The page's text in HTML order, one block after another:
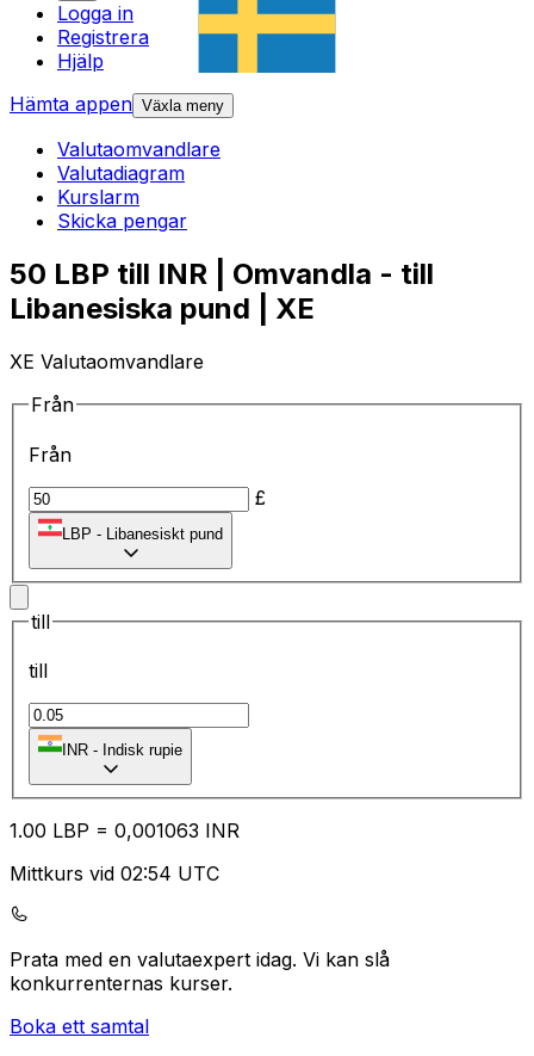
Logga in
Registrera
Hjälp
Hämta appen Växla meny
Valutaomvandlare
Valutadiagram
Kurslarm
Skicka pengar
50 LBP till INR | Omvandla - till
Libanesiska pund | XE
XE Valutaomvandlare
Från
Från
£
LBP - Libanesiskt pund
till
till
INR - Indisk rupie
1.00 LBP = 0,001063 INR
Mittkurs vid 02:54 UTC
Prata med en valutaexpert idag. Vi kan slå
konkurrenternas kurser.
Boka ett samtal